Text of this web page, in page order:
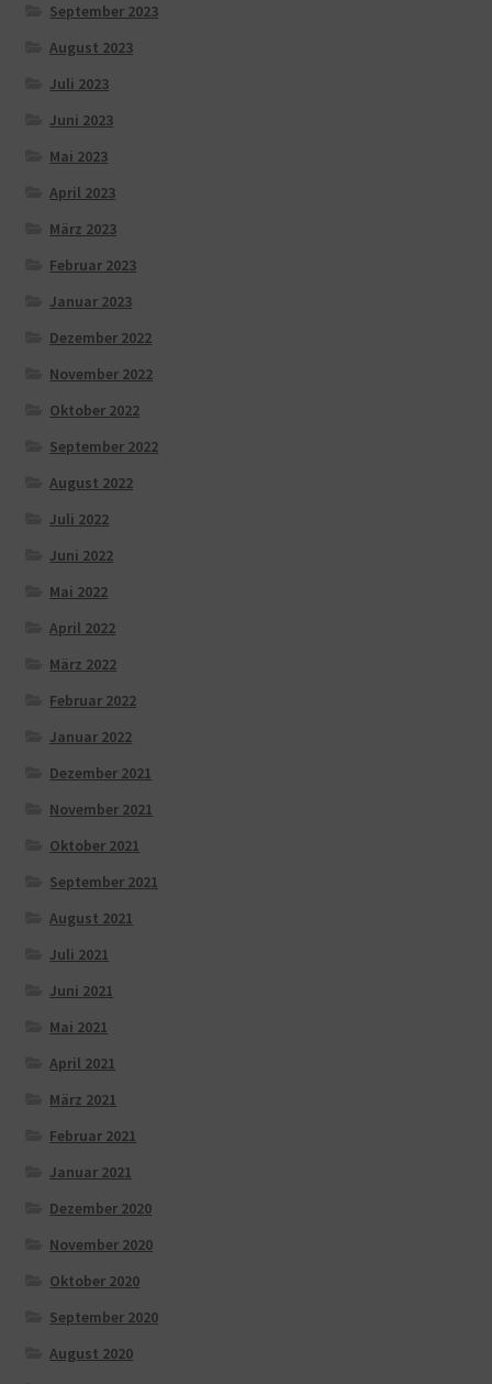
September 2023
August 2023
Juli 2023
Juni 2023
Mai 2023
April 2023
März 2023
Februar 2023
Januar 2023
Dezember 2022
November 2022
Oktober 2022
September 2022
August 2022
Juli 2022
Juni 2022
Mai 2022
April 2022
März 2022
Februar 2022
Januar 2022
Dezember 2021
November 2021
Oktober 2021
September 2021
August 2021
Juli 2021
Juni 2021
Mai 2021
April 2021
März 2021
Februar 2021
Januar 2021
Dezember 2020
November 2020
Oktober 2020
September 2020
August 2020